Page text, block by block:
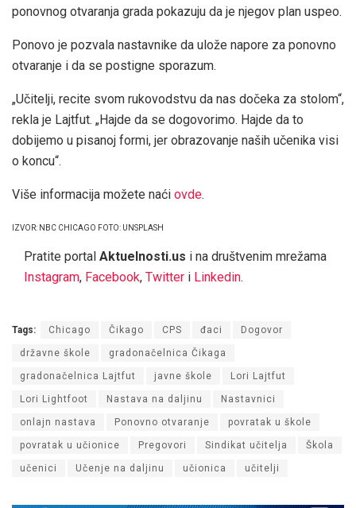
ponovnog otvaranja grada pokazuju da je njegov plan uspeo.
Ponovo je pozvala nastavnike da ulože napore za ponovno
otvaranje i da se postigne sporazum.
„Učitelji, recite svom rukovodstvu da nas dočeka za stolom“,
rekla je Lajtfut. „Hajde da se dogovorimo. Hajde da to
dobijemo u pisanoj formi, jer obrazovanje naših učenika visi
o koncu“.
Više informacija možete naći ovde.
IZVOR: NBC CHICAGO FOTO: UNSPLASH
Pratite portal Aktuelnosti.us i na društvenim mrežama
Instagram, Facebook, Twitter i Linkedin.
Tags: Chicago Čikago CPS đaci Dogovor
državne škole gradonačelnica Čikaga
gradonačelnica Lajtfut javne škole Lori Lajtfut
Lori Lightfoot Nastava na daljinu Nastavnici
onlajn nastava Ponovno otvaranje povratak u škole
povratak u učionice Pregovori Sindikat učitelja Škola
učenici Učenje na daljinu učionica učitelji